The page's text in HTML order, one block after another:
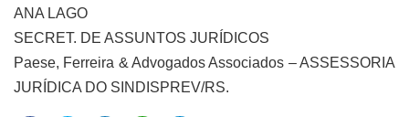
ANA LAGO
SECRET. DE ASSUNTOS JURÍDICOS
Paese, Ferreira & Advogados Associados – ASSESSORIA
JURÍDICA DO SINDISPREV/RS.